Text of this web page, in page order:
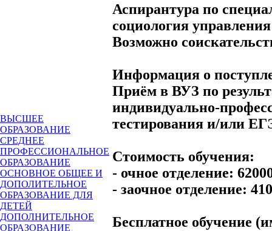
ВЫСШЕЕ
ОБРАЗОВАНИЕ
СРЕДНЕЕ
ПРОФЕССИОНАЛЬНОЕ
ОБРАЗОВАНИЕ
ОСНОВНОЕ ОБЩЕЕ И
ДОПОЛИТЕЛЬНОЕ
ОБРАЗОВАНИЕ ДЛЯ
ДЕТЕЙ
ДОПОЛНИТЕЛЬНОЕ
ОБРАЗОВАНИЕ
Аспирантура по
социология управления
Возможно
Информация о
Приём в ВУЗ по
индивидуально-
тестирования и/или
Стоимость обучения:
- очное отделение:
- заочное отделение:
Бесплатное обучение